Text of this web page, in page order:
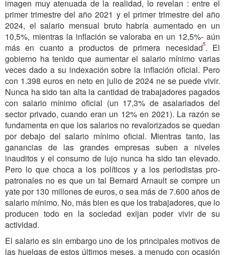
imagen muy atenuada de la realidad, lo revelan : entre el
primer trimestre del año 2021 y el primer trimestre del año
2024, el salario mensual bruto habría aumentado en un
10,5%, mientras la inflación se valoraba en un 12,5%- aún
más en cuanto a productos de primera necesidad5. El
gobierno ha tenido que aumentar el salario mínimo varias
veces dado a su indexación sobre la inflación oficial. Pero
con 1.398 euros en neto en julio de 2024 ne se puede vivir.
Nunca ha sido tan alta la cantidad de trabajadores pagados
con salario mínimo oficial (un 17,3% de asalariados del
sector privado, cuando eran un 12% en 2021). La razón se
fundamenta en que los salarios no revalorizados se quedan
por debajo del salario mínimo oficial. Mientras tanto, las
ganancias de las grandes empresas suben a niveles
inauditos y el consumo de lujo nunca ha sido tan elevado.
Pero lo que choca a los políticos y a los periodistas pro-
patronales no es que un tal Bernard Arnault se compre un
yate por 130 millones de euros, o sea más de 7.600 años de
salario mínimo. No, más bien es que los trabajadores, que lo
producen todo en la sociedad exijan poder vivir de su
actividad.
El salario es sin embargo uno de los principales motivos de
las huelgas de estos últimos meses, a menudo con ocasión